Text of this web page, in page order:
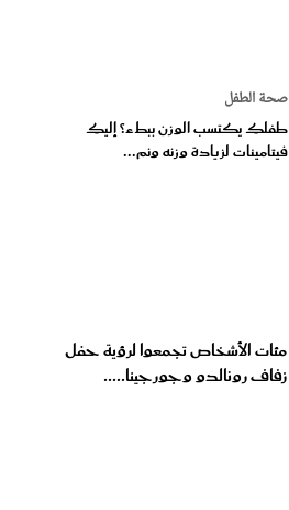
صحة الطفل
طفلكِ يكتسب الوزن ببطء؟ إليكِ
فيتامينات لزيادة وزنه ونم...
مئات الأشخاص تجمعوا لرؤية حفل
زفاف رونالدو وجورجينا.....